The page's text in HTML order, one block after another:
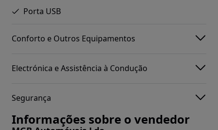
Porta USB
Conforto e Outros Equipamentos
Electrónica e Assistência à Condução
Segurança
Informações sobre o vendedor